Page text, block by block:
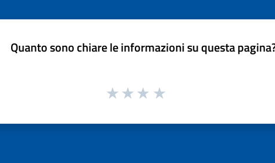
Quanto sono chiare le informazioni su questa